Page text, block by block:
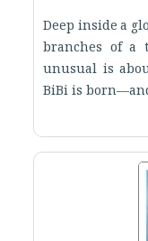
Deep inside a
branches of a
unusual is
BiBi is